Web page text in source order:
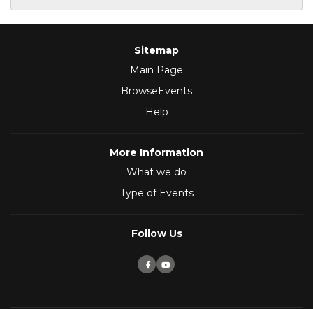
Sitemap
Main Page
BrowseEvents
Help
More Information
What we do
Type of Events
Follow Us